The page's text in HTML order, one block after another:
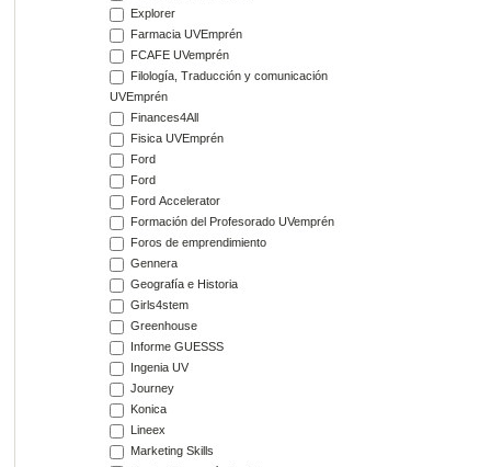
Explorer
Farmacia UVEmprén
FCAFE UVemprén
Filología, Traducción y comunicación
UVEmprén
Finances4All
Fisica UVEmprén
Ford
Ford
Ford Accelerator
Formación del Profesorado UVemprén
Foros de emprendimiento
Gennera
Geografía e Historia
Girls4stem
Greenhouse
Informe GUESSS
Ingenia UV
Journey
Konica
Lineex
Marketing Skills